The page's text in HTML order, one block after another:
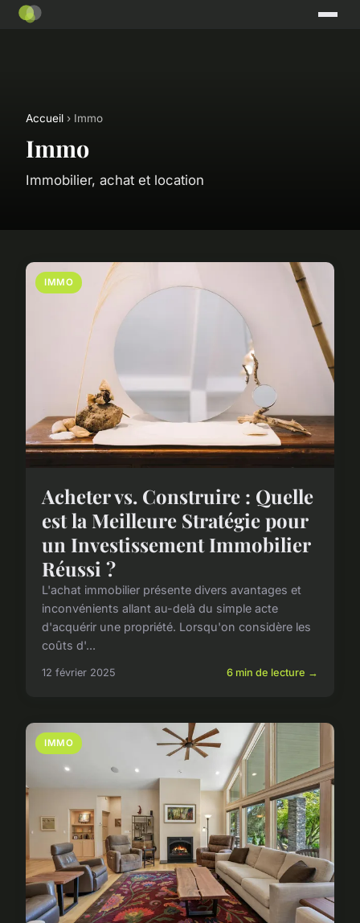
Accueil › Immo
Immo
Immobilier, achat et location
IMMO
Acheter vs. Construire : Quelle
est la Meilleure Stratégie pour
un Investissement Immobilier
Réussi ?
L'achat immobilier présente divers avantages et
inconvénients allant au-delà du simple acte
d'acquérir une propriété. Lorsqu'on considère les
coûts d'...
12 février 2025 6 min de lecture →
IMMO